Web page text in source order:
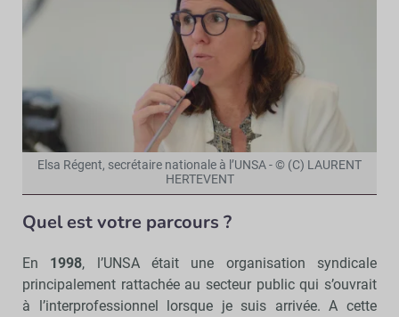
Elsa Régent, secrétaire nationale à l’UNSA - © (C) LAURENT
HERTEVENT
Quel est votre parcours ?
En 1998, l’UNSA était une organisation syndicale
principalement rattachée au secteur public qui s’ouvrait
à l’interprofessionnel lorsque je suis arrivée. A cette